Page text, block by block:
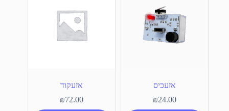
אזעכיס
₪24.00
אזעקוד
₪72.00